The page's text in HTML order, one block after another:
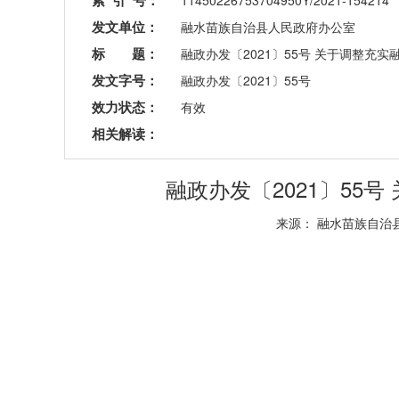
发文单位： 融水苗族自治县人民政府办公室
标 题： 融政办发〔2021〕55号 关于调整充实
发文字号： 融政办发〔2021〕55号
效力状态： 有效
相关解读：
融政办发〔2021〕55号
来源： 融水苗族自